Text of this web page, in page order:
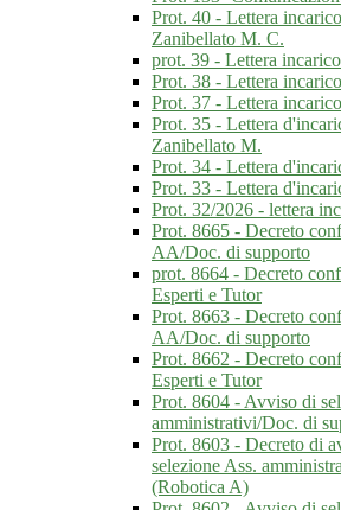
Prot. 40 - Lettera
Zanibellato M. C.
prot. 39 - Lettera
Prot. 38 - Lettera
Prot. 37 - Lettera
Prot. 35 - Lettera
Zanibellato M.
Prot. 34 - Lettera
Prot. 33 - Lettera
Prot. 32/2026 - lettera
Prot. 8665 - Decreto
AA/Doc. di supporto
prot. 8664 - Decreto
Esperti e Tutor
Prot. 8663 - Decreto
AA/Doc. di supporto
Prot. 8662 - Decreto
Esperti e Tutor
Prot. 8604 - Avviso di
amministrativi/Doc. di
Prot. 8603 - Decreto di
selezione Ass.
(Robotica A)